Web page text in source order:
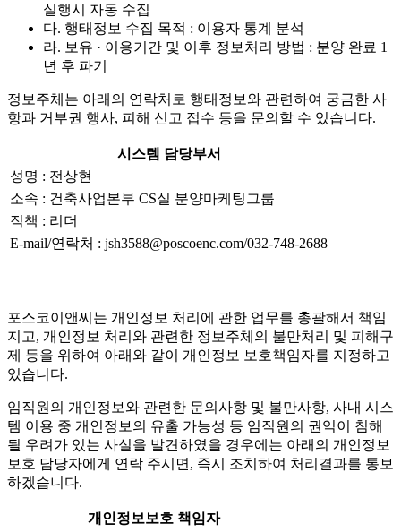
실행시 자동 수집
다. 행태정보 수집 목적 : 이용자 통계 분석
라. 보유 · 이용기간 및 이후 정보처리 방법 : 분양 완료 1
년 후 파기
정보주체는 아래의 연락처로 행태정보와 관련하여 궁금한 사
항과 거부권 행사, 피해 신고 접수 등을 문의할 수 있습니다.
시스템 담당부서
성명 : 전상현
소속 : 건축사업본부 CS실 분양마케팅그룹
직책 : 리더
E-mail/연락처 : jsh3588@poscoenc.com/032-748-2688
포스코이앤씨는 개인정보 처리에 관한 업무를 총괄해서 책임
지고, 개인정보 처리와 관련한 정보주체의 불만처리 및 피해구
제 등을 위하여 아래와 같이 개인정보 보호책임자를 지정하고
있습니다.
임직원의 개인정보와 관련한 문의사항 및 불만사항, 사내 시스
템 이용 중 개인정보의 유출 가능성 등 임직원의 권익이 침해
될 우려가 있는 사실을 발견하였을 경우에는 아래의 개인정보
보호 담당자에게 연락 주시면, 즉시 조치하여 처리결과를 통보
하겠습니다.
개인정보보호 책임자